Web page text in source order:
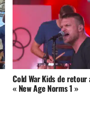
Cold War Kids de retour
« New Age Norms 1 »